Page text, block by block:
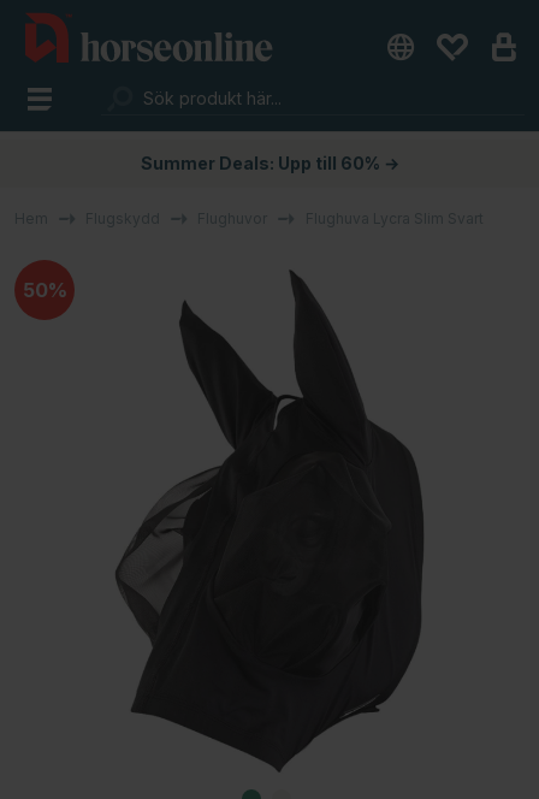
Summer Deals: Upp till 60% →
50%